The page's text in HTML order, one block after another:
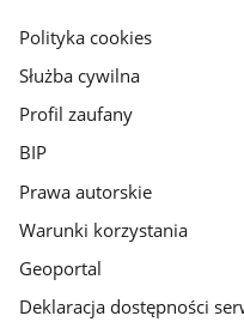
gov.pl
Polityka cookies
Służba cywilna
Profil zaufany
BIP
Prawa autorskie
Warunki korzystania
Geoportal
Deklaracja dostępności